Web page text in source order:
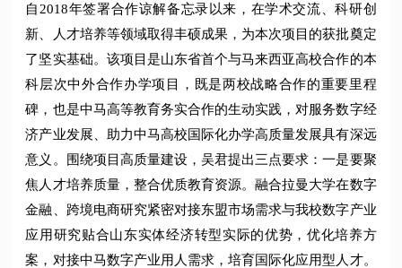
自2018年签署合作谅解备忘录以来，在学术交流、科研创
新、人才培养等领域取得丰硕成果，为本次项目的获批奠定
了坚实基础。该项目是山东省首个与马来西亚高校合作的本
科层次中外合作办学项目，既是两校战略合作的重要里程
碑，也是中马高等教育务实合作的生动实践，对服务数字经
济产业发展、助力中马高校国际化办学高质量发展具有深远
意义。围绕项目高质量建设，吴君提出三点要求：一是要聚
焦人才培养质量，整合优质教育资源。融合拉曼大学在数字
金融、跨境电商研究紧密对接东盟市场需求与我校数字产业
应用研究贴合山东实体经济转型实际的优势，优化培养方
案，对接中马数字产业用人需求，培育国际化应用型人才。